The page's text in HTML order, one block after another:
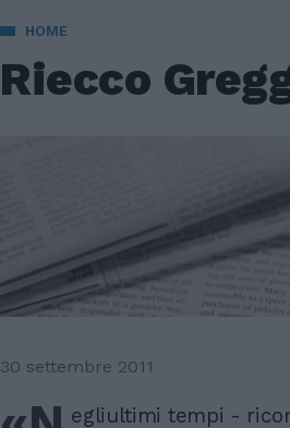
HOME
Riecco
30 settembre 2011
egliultimi tempi -